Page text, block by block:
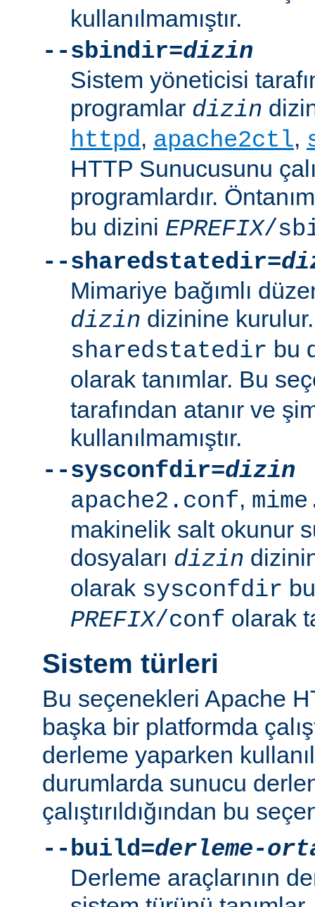
kullanılmamıştır.
--sbindir=dizin
Sistem yöneticisi
programlar dizin
httpd, apache2ctl,
HTTP Sunucusunu
programlardır.
bu dizini EPREFIX/
--sharedstatedir=
Mimariye bağımlı
dizin dizinine
sharedstatedir bu
olarak tanımlar. Bu
tarafından atanır ve
kullanılmamıştır.
--sysconfdir=dizin
apache2.conf,
makinelik salt okunur
dosyaları dizin
olarak sysconfdir
PREFIX/conf olarak
Sistem türleri
Bu seçenekleri Apache
başka bir platformda
derleme yaparken
durumlarda sunucu
çalıştırıldığından bu
--build=derleme-
Derleme araçlarının